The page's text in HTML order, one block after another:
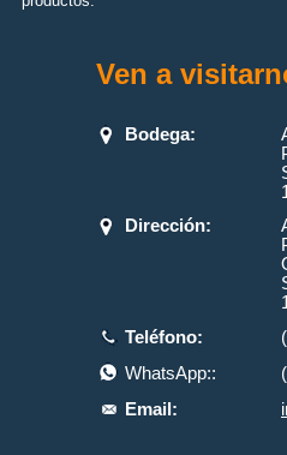
Ven a
Bodega:
Dirección:
Teléfono:
WhatsApp::
Email: